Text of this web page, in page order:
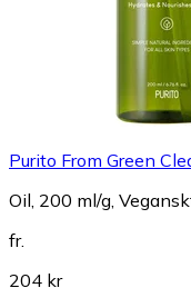
Purito From Green
Oil, 200 ml/g,
fr.
204 kr